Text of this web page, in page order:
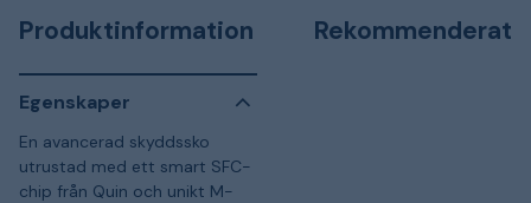
Produktinformation
Egenskaper
En avancerad skyddssko
utrustad med ett smart SFC-
chip från Quin och unikt M-
Rekommenderat